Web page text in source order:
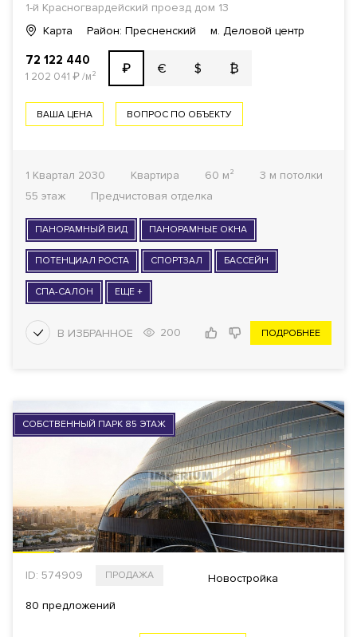
1-й Красногвардейский проезд дом 13
Карта
Район: Пресненский м. Деловой центр
72 122 440
1 202 041 ₽/м² ₽ € $ ₿
ВАША ЦЕНА ВОПРОС ПО ОБЪЕКТУ
1 Квартал 2030 Квартира 60 м²
3 м потолки
55 этаж
Предчистовая отделка
ПАНОРАМНЫЙ ВИД ПАНОРАМНЫЕ ОКНА
ПОТЕНЦИАЛ РОСТА СПОРТЗАЛ БАССЕЙН
СПА-САЛОН ЕЩЕ +
200 ПОДРОБНЕЕ
СОБСТВЕННЫЙ ПАРК 85 ЭТАЖ
ID: 574909 ПРОДАЖА Новостройка
80 предложений